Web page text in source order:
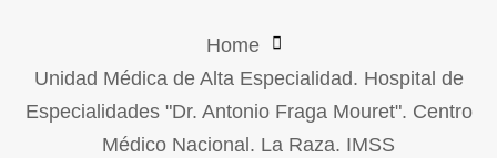
Home
Unidad Médica de Alta Especialidad. Hospital de
Especialidades "Dr. Antonio Fraga Mouret". Centro
Médico Nacional. La Raza. IMSS